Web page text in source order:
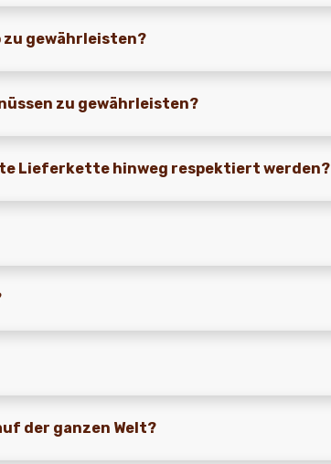
zu gewährleisten?
zu gewährleisten?
Lieferkette hinweg respektiert werden?
der ganzen Welt?